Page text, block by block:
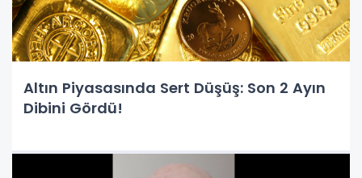
Altın Piyasasında Sert Düşüş: Son 2 Ayın
Dibini Gördü!